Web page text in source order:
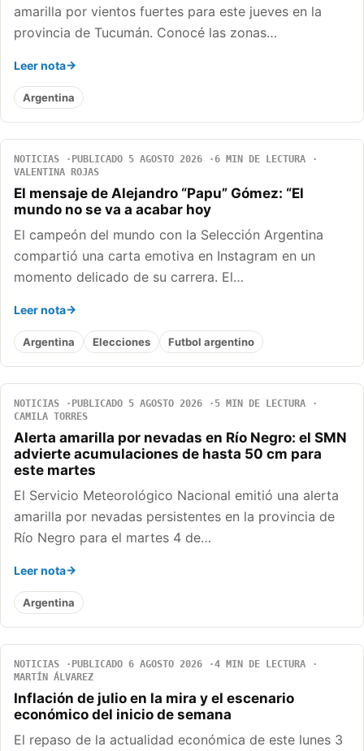
amarilla por vientos fuertes para este jueves en la
provincia de Tucumán. Conocé las zonas…
Leer nota
Argentina
NOTICIAS PUBLICADO 5 AGOSTO 2026
6 MIN DE LECTURA
VALENTINA ROJAS
El mensaje de Alejandro “Papu” Gómez: “El
mundo no se va a acabar hoy
El campeón del mundo con la Selección Argentina
compartió una carta emotiva en Instagram en un
momento delicado de su carrera. El…
Leer nota
Argentina Elecciones Futbol argentino
NOTICIAS PUBLICADO 5 AGOSTO 2026
5 MIN DE LECTURA
CAMILA TORRES
Alerta amarilla por nevadas en Río Negro: el SMN
advierte acumulaciones de hasta 50 cm para
este martes
El Servicio Meteorológico Nacional emitió una alerta
amarilla por nevadas persistentes en la provincia de
Río Negro para el martes 4 de…
Leer nota
Argentina
NOTICIAS PUBLICADO 6 AGOSTO 2026
4 MIN DE LECTURA
MARTÍN ÁLVAREZ
Inflación de julio en la mira y el escenario
económico del inicio de semana
El repaso de la actualidad económica de este lunes 3